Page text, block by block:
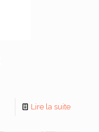
Lire la suite